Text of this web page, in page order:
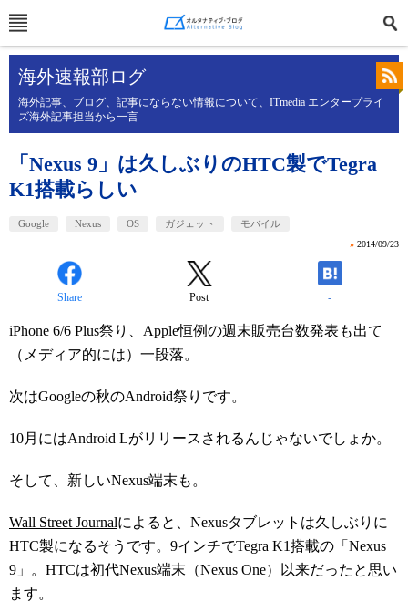
海外速報部ログ
海外記事、ブログ、記事にならない情報について、ITmedia エンタープライ
ズ海外記事担当から一言
「Nexus 9」は久しぶりのHTC製でTegra
K1搭載らしい
Google Nexus OS ガジェット モバイル
» 2014/09/23
Share Post -
iPhone 6/6 Plus祭り、Apple恒例の週末販売台数発表 も出て
（メディア的には）一段落。
次はGoogleの秋のAndroid祭りです。
10月にはAndroid Lがリリースされるんじゃないでしょか。
そして、新しいNexus端末も。
Wall Street Journalによると、Nexusタブレットは久しぶりに
HTC製になるそうです。9インチでTegra K1搭載の「Nexus
9」。HTCは初代Nexus端末（Nexus One）以来だったと思い
ます。